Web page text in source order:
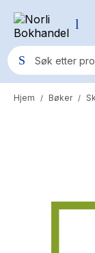
Populære søk
Fury Bound
Yesteryear
Hjem / Bøker /